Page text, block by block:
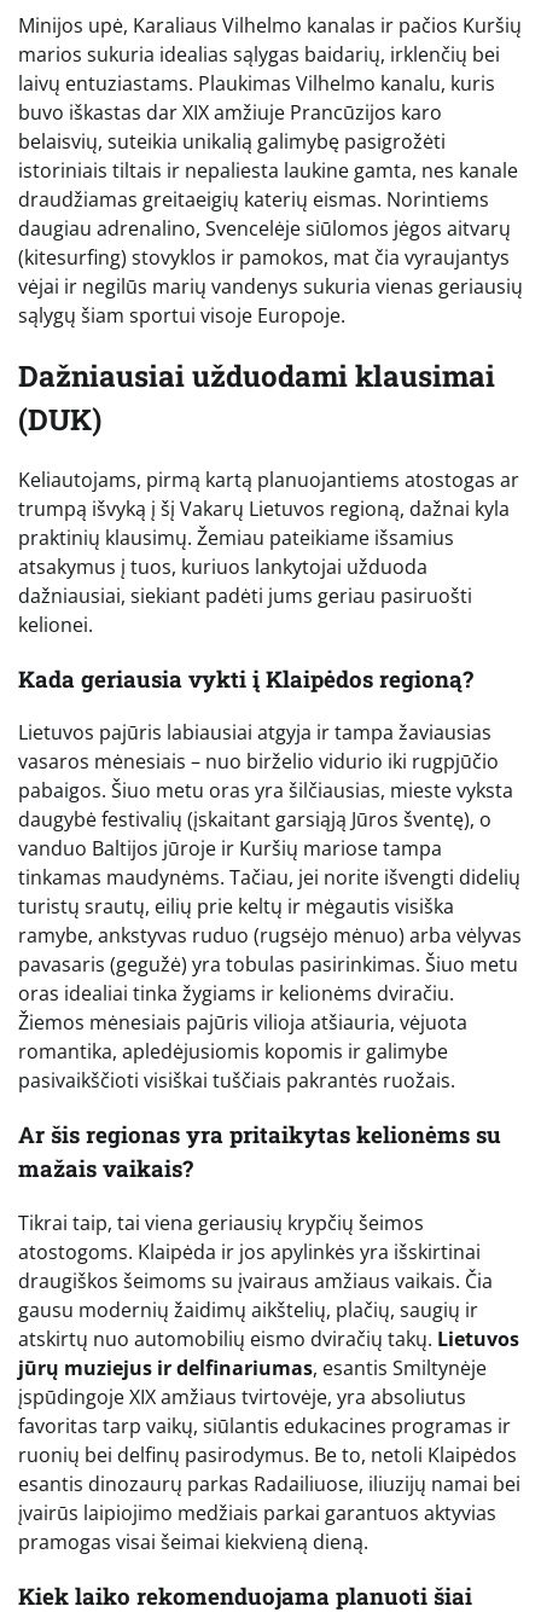
Minijos upė, Karaliaus Vilhelmo kanalas ir pačios Kuršių
marios sukuria idealias sąlygas baidarių, irklenčių bei
laivų entuziastams. Plaukimas Vilhelmo kanalu, kuris
buvo iškastas dar XIX amžiuje Prancūzijos karo
belaisvių, suteikia unikalią galimybę pasigrožėti
istoriniais tiltais ir nepaliesta laukine gamta, nes kanale
draudžiamas greitaeigių katerių eismas. Norintiems
daugiau adrenalino, Svencelėje siūlomos jėgos aitvarų
(kitesurfing) stovyklos ir pamokos, mat čia vyraujantys
vėjai ir negilūs marių vandenys sukuria vienas geriausių
sąlygų šiam sportui visoje Europoje.
Dažniausiai užduodami klausimai
(DUK)
Keliautojams, pirmą kartą planuojantiems atostogas ar
trumpą išvyką į šį Vakarų Lietuvos regioną, dažnai kyla
praktinių klausimų. Žemiau pateikiame išsamius
atsakymus į tuos, kuriuos lankytojai užduoda
dažniausiai, siekiant padėti jums geriau pasiruošti
kelionei.
Kada geriausia vykti į Klaipėdos regioną?
Lietuvos pajūris labiausiai atgyja ir tampa žaviausias
vasaros mėnesiais – nuo birželio vidurio iki rugpjūčio
pabaigos. Šiuo metu oras yra šilčiausias, mieste vyksta
daugybė festivalių (įskaitant garsiąją Jūros šventę), o
vanduo Baltijos jūroje ir Kuršių mariose tampa
tinkamas maudynėms. Tačiau, jei norite išvengti didelių
turistų srautų, eilių prie keltų ir mėgautis visiška
ramybe, ankstyvas ruduo (rugsėjo mėnuo) arba vėlyvas
pavasaris (gegužė) yra tobulas pasirinkimas. Šiuo metu
oras idealiai tinka žygiams ir kelionėms dviračiu.
Žiemos mėnesiais pajūris vilioja atšiauria, vėjuota
romantika, apledėjusiomis kopomis ir galimybe
pasivaikščioti visiškai tuščiais pakrantės ruožais.
Ar šis regionas yra pritaikytas kelionėms su
mažais vaikais?
Tikrai taip, tai viena geriausių krypčių šeimos
atostogoms. Klaipėda ir jos apylinkės yra išskirtinai
draugiškos šeimoms su įvairaus amžiaus vaikais. Čia
gausu modernių žaidimų aikštelių, plačių, saugių ir
atskirtų nuo automobilių eismo dviračių takų. Lietuvos
jūrų muziejus ir delfinariumas, esantis Smiltynėje
įspūdingoje XIX amžiaus tvirtovėje, yra absoliutus
favoritas tarp vaikų, siūlantis edukacines programas ir
ruonių bei delfinų pasirodymus. Be to, netoli Klaipėdos
esantis dinozaurų parkas Radailiuose, iliuzijų namai bei
įvairūs laipiojimo medžiais parkai garantuos aktyvias
pramogas visai šeimai kiekvieną dieną.
Kiek laiko rekomenduojama planuoti šiai